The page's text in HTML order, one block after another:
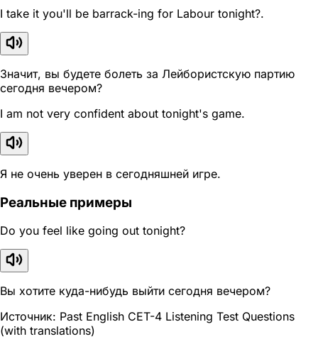
I take it you'll be barrack-ing for Labour tonight?.
Значит, вы будете болеть за Лейбористскую партию
сегодня вечером?
I am not very confident about tonight's game.
Я не очень уверен в сегодняшней игре.
Реальные примеры
Do you feel like going out tonight?
Вы хотите куда-нибудь выйти сегодня вечером?
Источник: Past English CET-4 Listening Test Questions
(with translations)